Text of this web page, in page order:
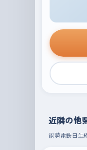
近隣の他
能勢電鉄日生